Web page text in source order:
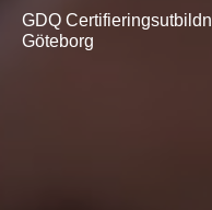
GDQ
Göteborg